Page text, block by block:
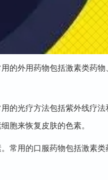
的外用药物包括激素类药物
的光疗方法包括紫外线疗法
胞来恢复皮肤的色素。
常用的口服药物包括激素类